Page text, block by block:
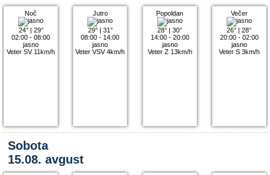
Noč
24°| 29°
02:00 - 08:00
jasno
Veter SV 11km/h
Jutro
29°| 31°
08:00 - 14:00
jasno
Veter VSV 4km/h
Popoldan
28° |30°
14:00 - 20:00
jasno
Veter Z 13km/h
Večer
26° |28°
20:00 - 02:00
jasno
Veter S 3km/h
Sobota
15.08. avgust